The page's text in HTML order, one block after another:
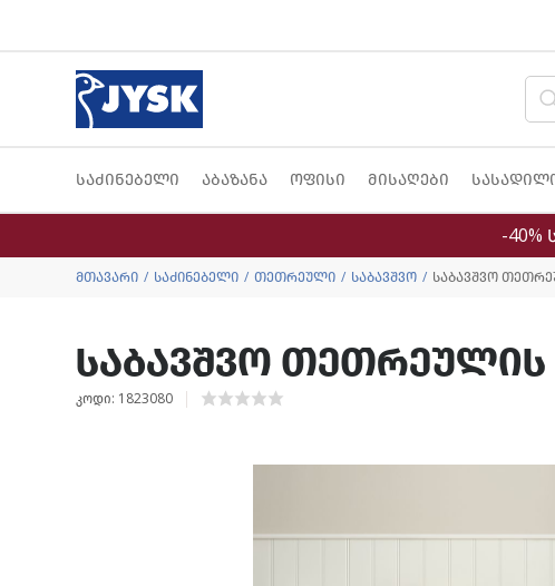
საძინებელი აბაზანა ოფისი მისაღები
-40%
მთავარი საძინებელი თეთრეული საბავშვო საბავშვო
საბავშვო თეთრეულის
კოდი: 1823080